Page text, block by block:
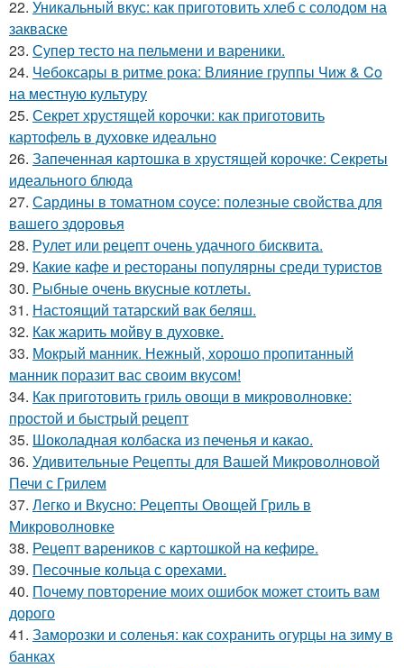
22. Уникальный вкус: как приготовить хлеб с солодом на
закваске
23. Супер тесто на пельмени и вареники.
24. Чебоксары в ритме рока: Влияние группы Чиж & Co
на местную культуру
25. Секрет хрустящей корочки: как приготовить
картофель в духовке идеально
26. Запеченная картошка в хрустящей корочке: Секреты
идеального блюда
27. Сардины в томатном соусе: полезные свойства для
вашего здоровья
28. Рулет или рецепт очень удачного бисквита.
29. Какие кафе и рестораны популярны среди туристов
30. Рыбные очень вкусные котлеты.
31. Настоящий татарский вак беляш.
32. Как жарить мойву в духовке.
33. Мокрый манник. Нежный, хорошо пропитанный
манник поразит вас своим вкусом!
34. Как приготовить гриль овощи в микроволновке:
простой и быстрый рецепт
35. Шоколадная колбаска из печенья и какао.
36. Удивительные Рецепты для Вашей Микроволновой
Печи с Грилем
37. Легко и Вкусно: Рецепты Овощей Гриль в
Микроволновке
38. Рецепт вареников с картошкой на кефире.
39. Песочные кольца с орехами.
40. Почему повторение моих ошибок может стоить вам
дорого
41. Заморозки и соленья: как сохранить огурцы на зиму в
банках